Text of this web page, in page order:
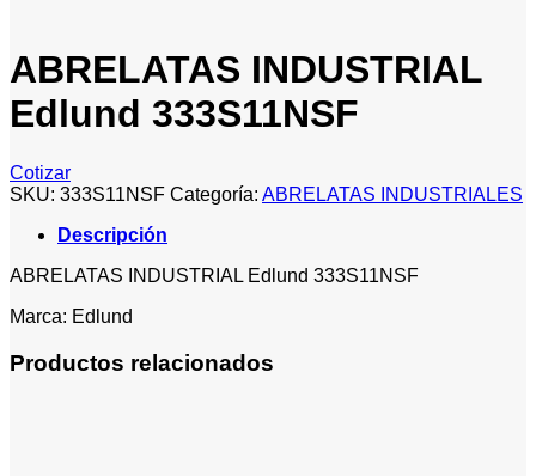
ABRELATAS INDUSTRIAL
Edlund 333S11NSF
Cotizar
SKU: 333S11NSF Categoría: ABRELATAS INDUSTRIALES
Descripción
ABRELATAS INDUSTRIAL Edlund 333S11NSF
Marca: Edlund
Productos relacionados